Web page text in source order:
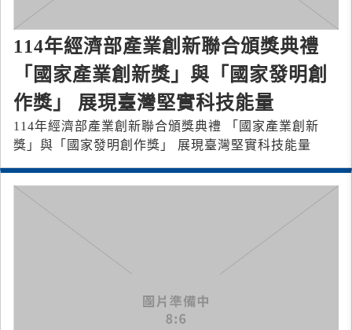
114年經濟部產業創新聯合頒獎典禮
「國家產業創新獎」與「國家發明創
作獎」 展現臺灣堅實科技能量
114年經濟部產業創新聯合頒獎典禮 「國家產業創新
獎」與「國家發明創作獎」 展現臺灣堅實科技能量